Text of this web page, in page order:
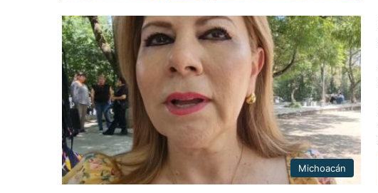
Michoacán